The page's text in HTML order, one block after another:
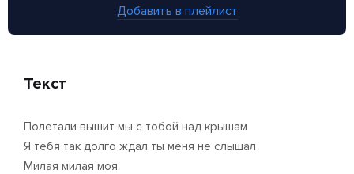
Добавить в плейлист
Текст
Полетали вышит мы с тобой над крышам
Я тебя так долго ждал ты меня не слышал
Милая милая моя